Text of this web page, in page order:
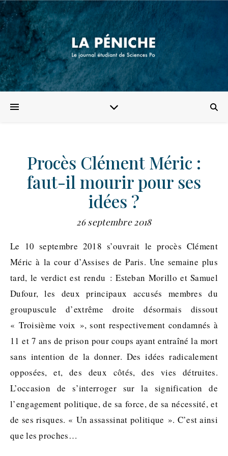
Procès Clément Méric :
faut-il mourir pour ses
idées ?
26 septembre 2018
Le 10 septembre 2018 s’ouvrait le procès Clément
Méric à la cour d’Assises de Paris. Une semaine plus
tard, le verdict est rendu : Esteban Morillo et Samuel
Dufour, les deux principaux accusés membres du
groupuscule d’extrême droite désormais dissout
« Troisième voix », sont respectivement condamnés à
11 et 7 ans de prison pour coups ayant entraîné la mort
sans intention de la donner. Des idées radicalement
opposées, et, des deux côtés, des vies détruites.
L’occasion de s’interroger sur la signification de
l’engagement politique, de sa force, de sa nécessité, et
de ses risques. « Un assassinat politique ». C’est ainsi
que les proches…